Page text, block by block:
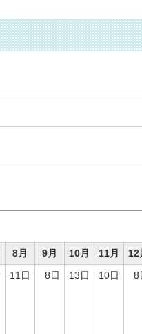
8月 9月 10月 11月 12
11日 8日 13日 10日 8